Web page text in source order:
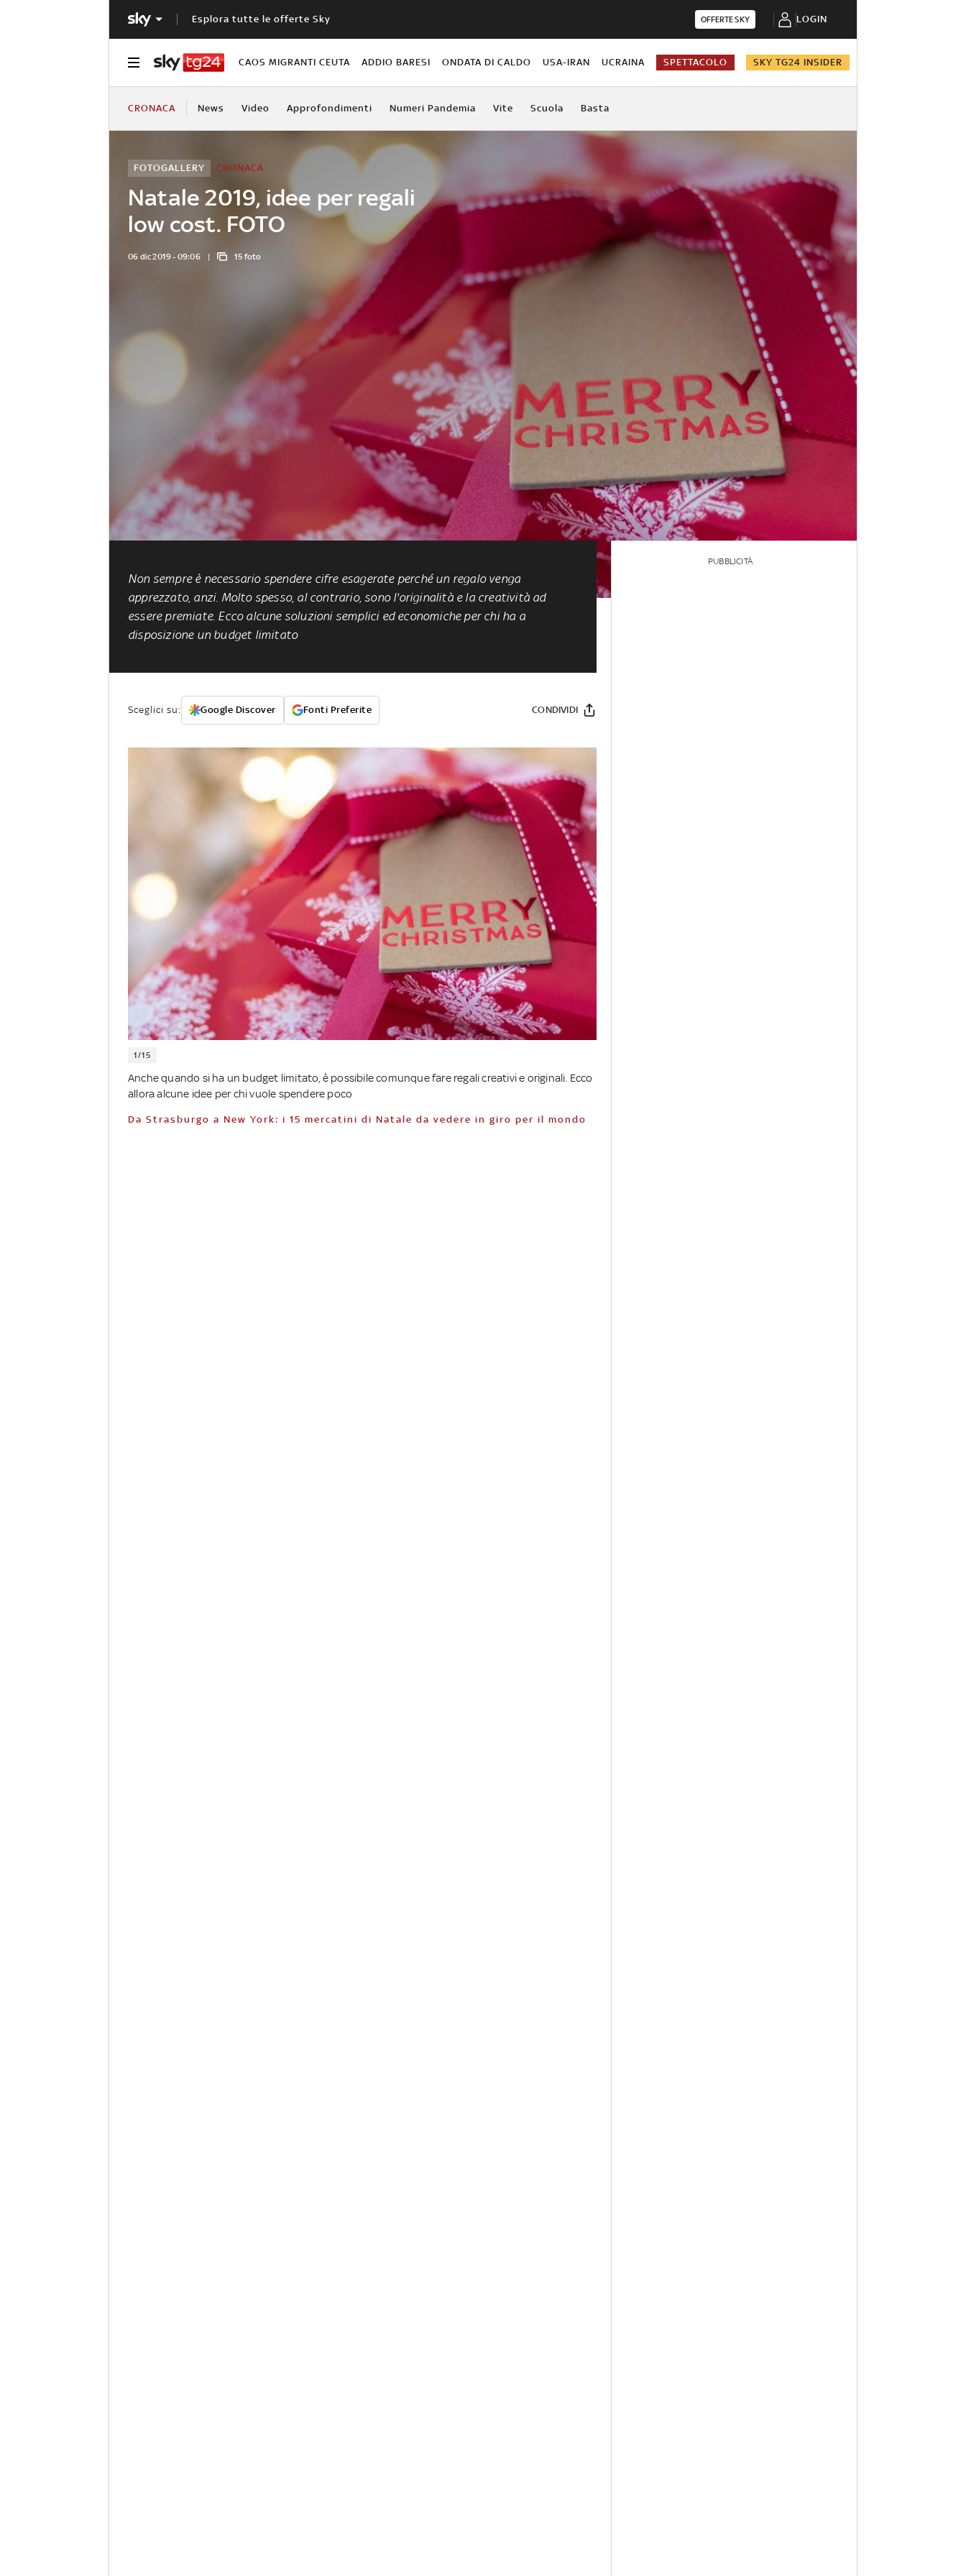
Esplora tutte le offerte Sky OFFERTE SKY LOGIN
CAOS MIGRANTI CEUTA ADDIO BARESI ONDATA DI CALDO USA-IRAN UCRAINA SPETTACOLO SKY TG24 INSIDER
CRONACA News Video Approfondimenti Numeri Pandemia Vite Scuola Basta
Natale 2019, idee per regali
low cost. FOTO
CRONACA
FOTOGALLERY
06 dic 2019 - 09:06 15 foto
Non sempre è necessario spendere cifre esagerate perché un regalo venga
apprezzato, anzi. Molto spesso, al contrario, sono l'originalità e la creatività ad
essere premiate. Ecco alcune soluzioni semplici ed economiche per chi ha a
disposizione un budget limitato
Sceglici su: Google Discover Fonti Preferite CONDIVIDI
1/15
Anche quando si ha un budget limitato, è possibile comunque fare regali creativi e originali. Ecco
allora alcune idee per chi vuole spendere poco
Da Strasburgo a New York: i 15 mercatini di Natale da vedere in giro per il mondo
PUBBLICITÀ